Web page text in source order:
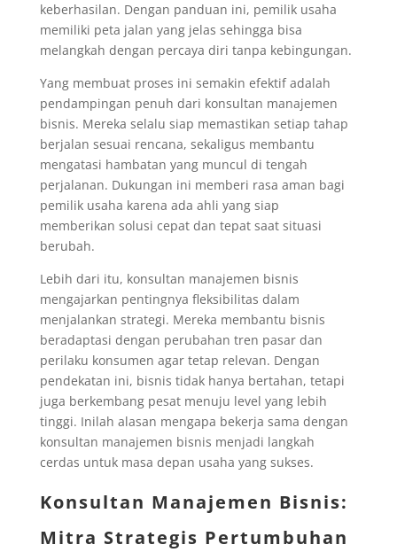
keberhasilan. Dengan panduan ini, pemilik usaha
memiliki peta jalan yang jelas sehingga bisa
melangkah dengan percaya diri tanpa kebingungan.
Yang membuat proses ini semakin efektif adalah
pendampingan penuh dari konsultan manajemen
bisnis. Mereka selalu siap memastikan setiap tahap
berjalan sesuai rencana, sekaligus membantu
mengatasi hambatan yang muncul di tengah
perjalanan. Dukungan ini memberi rasa aman bagi
pemilik usaha karena ada ahli yang siap
memberikan solusi cepat dan tepat saat situasi
berubah.
Lebih dari itu, konsultan manajemen bisnis
mengajarkan pentingnya fleksibilitas dalam
menjalankan strategi. Mereka membantu bisnis
beradaptasi dengan perubahan tren pasar dan
perilaku konsumen agar tetap relevan. Dengan
pendekatan ini, bisnis tidak hanya bertahan, tetapi
juga berkembang pesat menuju level yang lebih
tinggi. Inilah alasan mengapa bekerja sama dengan
konsultan manajemen bisnis menjadi langkah
cerdas untuk masa depan usaha yang sukses.
Konsultan Manajemen Bisnis:
Mitra Strategis Pertumbuhan